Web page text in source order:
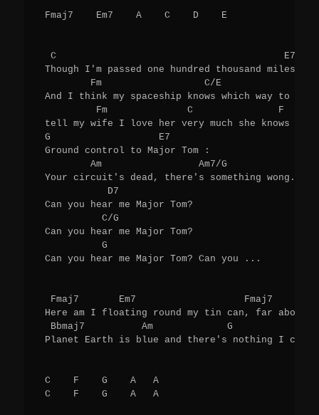
Fmaj7    Em7    A    C    D    E
C                                        E7
Though I'm passed one hundred thousand
Fm                  C/E
And I think my spaceship knows which way to go,
          Fm              C               F
tell my wife I love her very much she knows
G                   E7
Ground control to Major Tom :
         Am                 Am7/G
Your circuit's dead, there's something wong.
            D7
Can you hear me Major Tom?
           C/G
Can you hear me Major Tom?
           G
Can you hear me Major Tom? Can you ...
Fmaj7       Em7                   Fmaj7
Here am I floating round my tin can, far above
  Bbmaj7          Am             G            F
Planet Earth is blue and there's nothing I can
C    F    G    A   A
C    F    G    A   A